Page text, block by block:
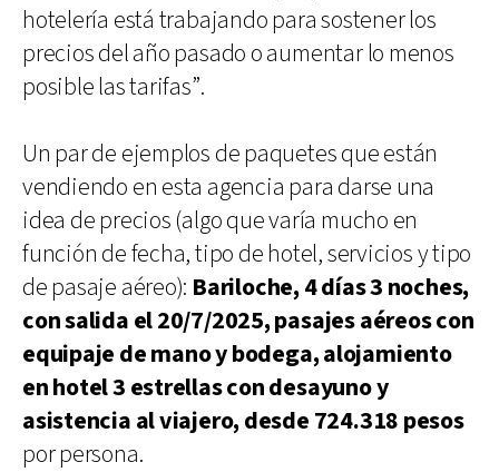
hotelería está trabajando para sostener los
precios del año pasado o aumentar lo menos
posible las tarifas”.
Un par de ejemplos de paquetes que están
vendiendo en esta agencia para darse una
idea de precios (algo que varía mucho en
función de fecha, tipo de hotel, servicios y tipo
de pasaje aéreo): Bariloche, 4 días 3 noches,
con salida el 20/7/2025, pasajes aéreos con
equipaje de mano y bodega, alojamiento
en hotel 3 estrellas con desayuno y
asistencia al viajero, desde 724.318 pesos
por persona.